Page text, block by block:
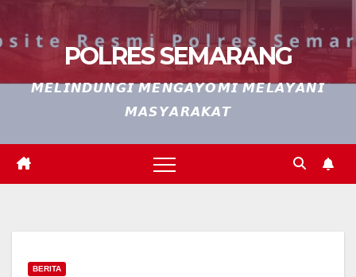
POLRES SEMARANG
𝙈𝙀𝙇𝙄𝙉𝘿𝙐𝙉𝙂𝙄 𝙈𝙀𝙉𝙂𝘼𝙔𝙊𝙈𝙄 𝙈𝙀𝙇𝘼𝙔𝘼𝙉𝙄
𝙈𝘼𝙎𝙔𝘼𝙍𝘼𝙆𝘼𝙏
BERITA